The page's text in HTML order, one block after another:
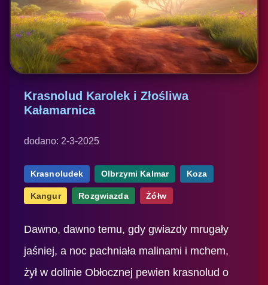
Krasnolud Karolek i Złośliwa
Kałamarnica
dodano: 2-3-2025
Krasnoludek Olbrzymi Kalmar Koza
Kangur Rozgwiazda Żółw
Dawno, dawno temu, gdy gwiazdy mrugały
jaśniej, a noc pachniała malinami i mchem,
żył w dolinie Obłocznej pewien krasnolud o